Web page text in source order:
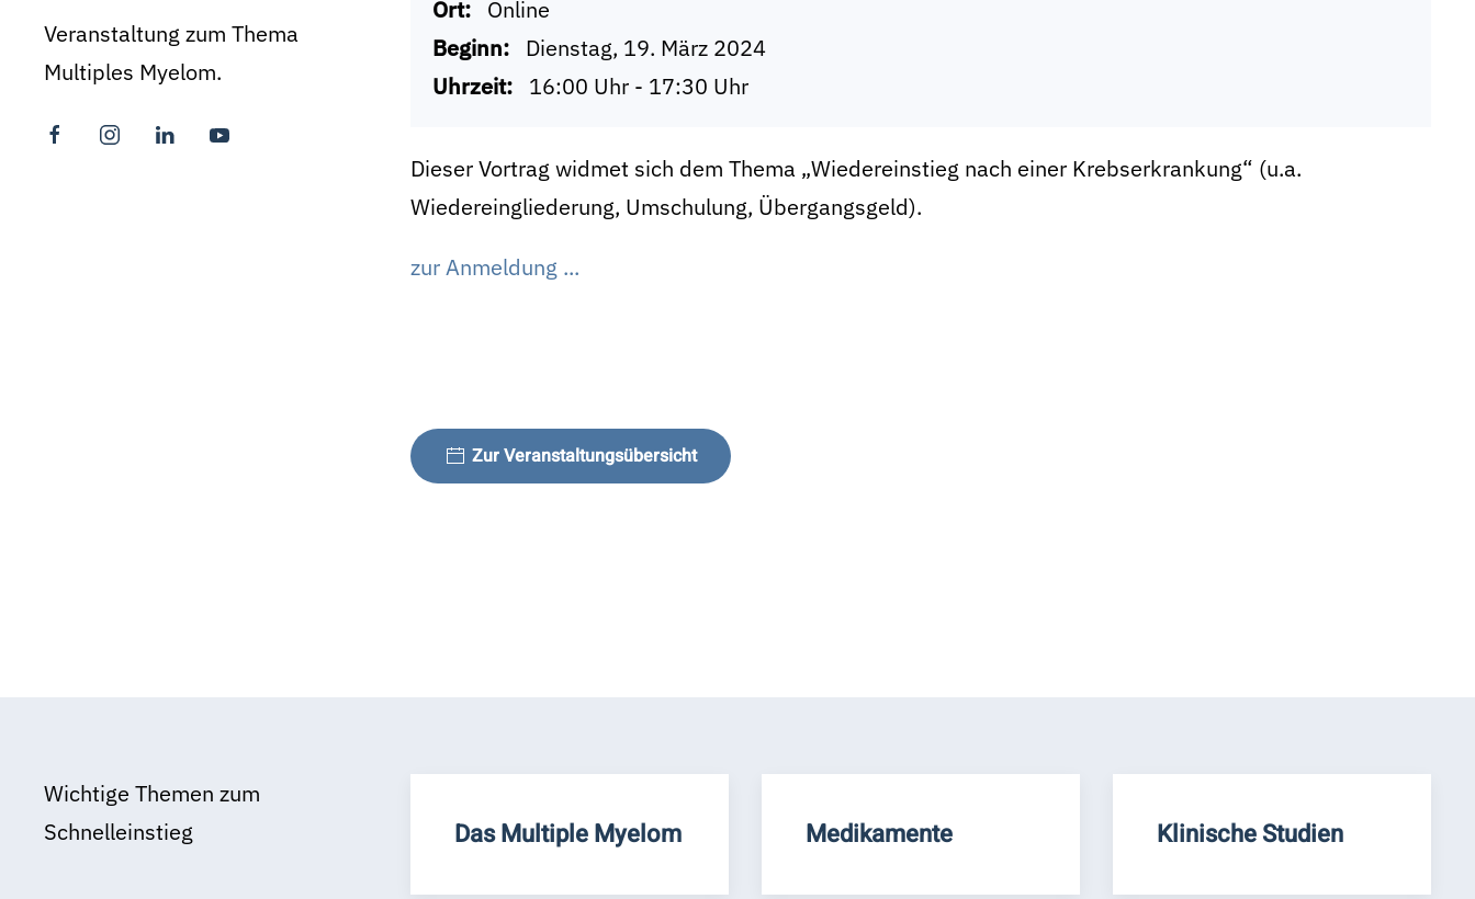
Veranstaltung zum Thema
Multiples Myelom.
Ort:
Online
Beginn:
Dienstag, 19. März 2024
Uhrzeit:
16:00 Uhr - 17:30 Uhr
Dieser Vortrag widmet sich dem Thema „Wiedereinstieg nach einer Krebserkrankung“ (u.a.
Wiedereingliederung, Umschulung, Übergangsgeld).
zur Anmeldung ...
Zur Veranstaltungsübersicht
Wichtige Themen zum
Schnelleinstieg
Das Multiple Myelom Medikamente Klinische Studien